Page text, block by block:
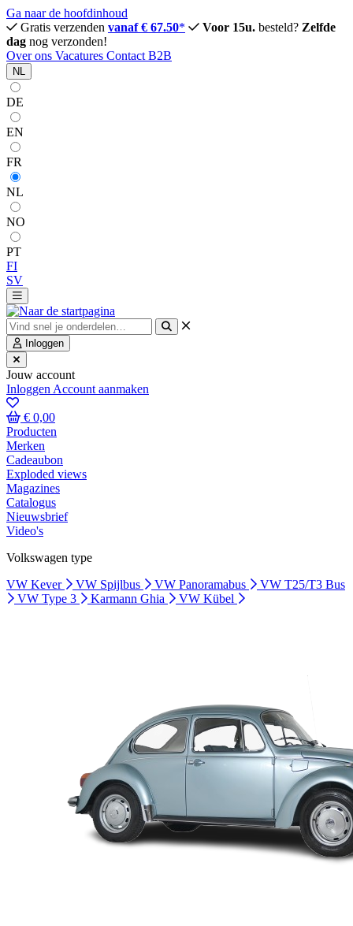
Ga naar de hoofdinhoud
Gratis verzenden vanaf € 67.50* Voor 15u. besteld? Zelfde
dag nog verzonden!
Over ons Vacatures Contact B2B
NL
DE
EN
FR
NL
NO
PT
FI
SV
Inloggen
Jouw account
Inloggen Account aanmaken
€ 0,00
Producten
Merken
Cadeaubon
Exploded views
Magazines
Catalogus
Nieuwsbrief
Video's
Volkswagen type
VW Kever
VW Spijlbus VW Panoramabus
VW T25/T3 Bus
VW Type 3
Karmann Ghia VW Kübel